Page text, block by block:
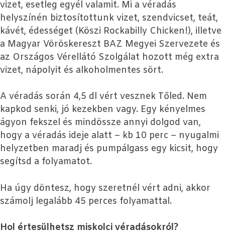
vizet, esetleg egyél valamit. Mi a véradás
helyszínén biztosítottunk vizet, szendvicset, teát,
kávét, édességet (Köszi Rockabilly Chicken!), illetve
a Magyar Vöröskereszt BAZ Megyei Szervezete és
az Országos Vérellátó Szolgálat hozott még extra
vizet, nápolyit és alkoholmentes sört.
A véradás során 4,5 dl vért vesznek Tőled. Nem
kapkod senki, jó kezekben vagy. Egy kényelmes
ágyon fekszel és mindössze annyi dolgod van,
hogy a véradás ideje alatt – kb 10 perc – nyugalmi
helyzetben maradj és pumpálgass egy kicsit, hogy
segítsd a folyamatot.
Ha úgy döntesz, hogy szeretnél vért adni, akkor
számolj legalább 45 perces folyamattal.
Hol értesülhetsz miskolci véradásokról?